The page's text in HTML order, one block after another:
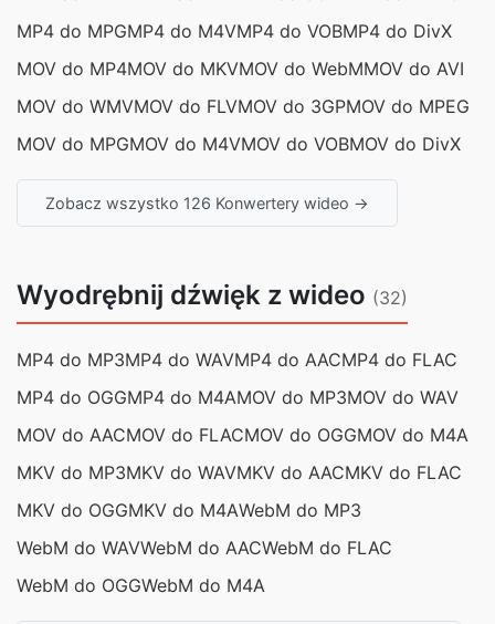
MP4 do MPGMP4 do M4VMP4 do VOBMP4 do DivX
MOV do MP4MOV do MKVMOV do WebMMOV do AVI
MOV do WMVMOV do FLVMOV do 3GPMOV do MPEG
MOV do MPGMOV do M4VMOV do VOBMOV do DivX
Zobacz wszystko 126 Konwertery wideo →
Wyodrębnij dźwięk z wideo (32)
MP4 do MP3MP4 do WAVMP4 do AACMP4 do FLAC
MP4 do OGGMP4 do M4AMOV do MP3MOV do WAV
MOV do AACMOV do FLACMOV do OGGMOV do M4A
MKV do MP3MKV do WAVMKV do AACMKV do FLAC
MKV do OGGMKV do M4AWebM do MP3
WebM do WAVWebM do AACWebM do FLAC
WebM do OGGWebM do M4A